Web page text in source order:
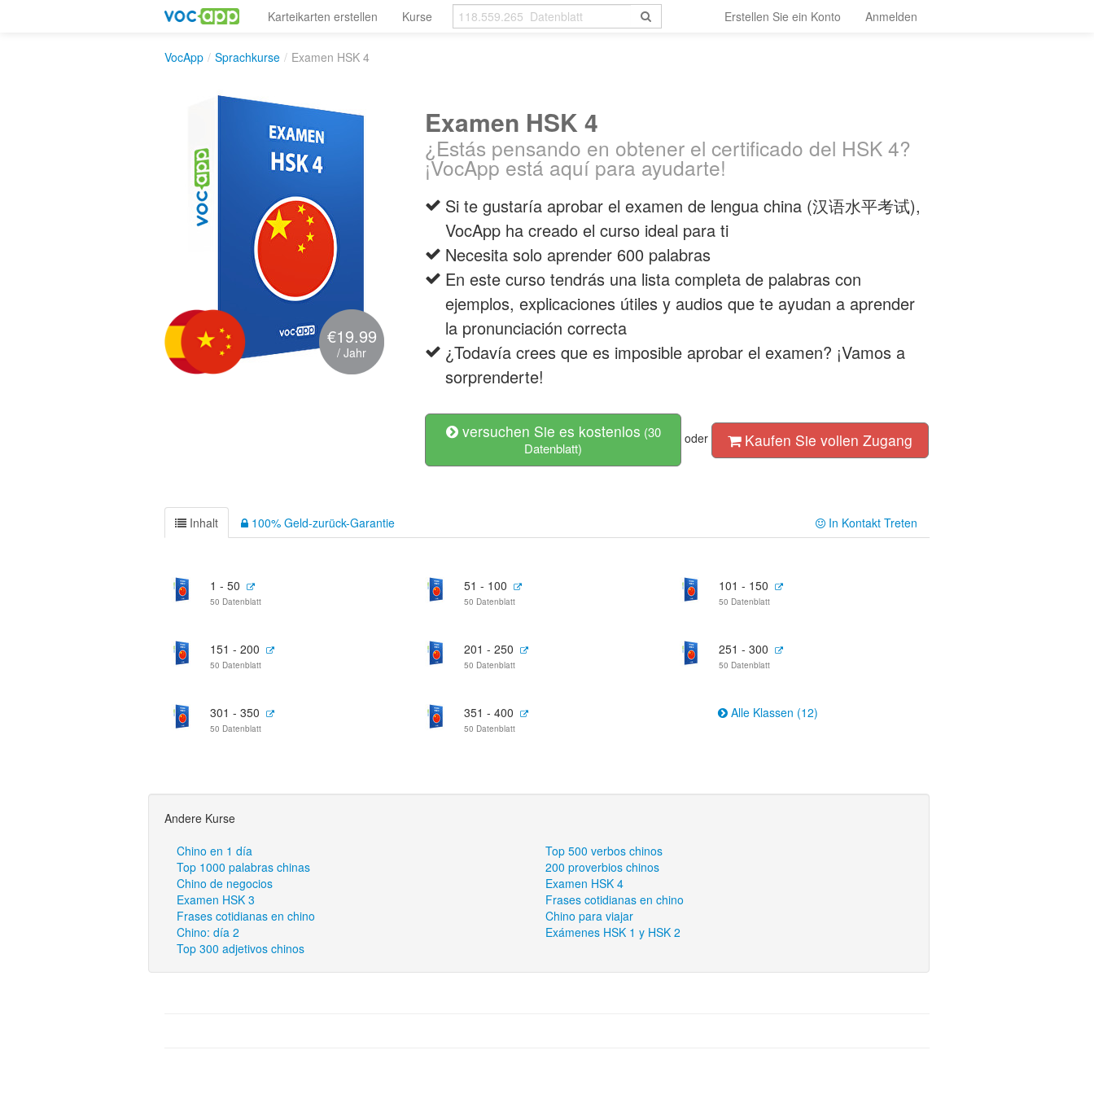
Karteikarten erstellen Kurse Erstellen Sie ein Konto Anmelden
VocApp / Sprachkurse / Examen HSK 4
€19.99
/ Jahr
Examen HSK 4
¿Estás pensando en obtener el certificado del HSK 4?
¡VocApp está aquí para ayudarte!
Si te gustaría aprobar el examen de lengua china (汉语水平考试),
VocApp ha creado el curso ideal para ti
Necesita solo aprender 600 palabras
En este curso tendrás una lista completa de palabras con
ejemplos, explicaciones útiles y audios que te ayudan a aprender
la pronunciación correcta
¿Todavía crees que es imposible aprobar el examen? ¡Vamos a
sorprenderte!
versuchen Sie es kostenlos (30
Datenblatt)
oder Kaufen Sie vollen Zugang
Inhalt 100% Geld-zurück-Garantie In Kontakt Treten
1 - 50
50 Datenblatt
51 - 100
50 Datenblatt
101 - 150
50 Datenblatt
151 - 200
50 Datenblatt
201 - 250
50 Datenblatt
251 - 300
50 Datenblatt
301 - 350
50 Datenblatt
351 - 400
50 Datenblatt
Alle Klassen (12)
Andere Kurse
Chino en 1 día
Top 500 verbos chinos
Top 1000 palabras chinas
200 proverbios chinos
Chino de negocios
Examen HSK 4
Examen HSK 3
Frases cotidianas en chino
Frases cotidianas en chino
Chino para viajar
Chino: día 2
Exámenes HSK 1 y HSK 2
Top 300 adjetivos chinos